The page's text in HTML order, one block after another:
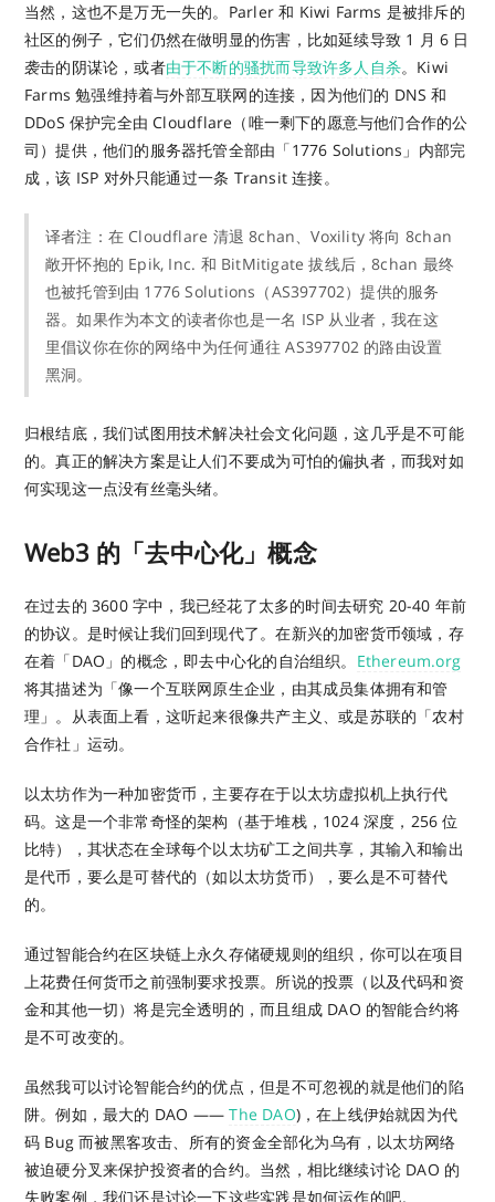
当然，这也不是万无一失的。Parler 和 Kiwi Farms 是被排斥的
社区的例子，它们仍然在做明显的伤害，比如延续导致 1 月 6 日
袭击的阴谋论，或者由于不断的骚扰而导致许多人自杀。Kiwi
Farms 勉强维持着与外部互联网的连接，因为他们的 DNS 和
DDoS 保护完全由 Cloudflare（唯一剩下的愿意与他们合作的公
司）提供，他们的服务器托管全部由「1776 Solutions」内部完
成，该 ISP 对外只能通过一条 Transit 连接。
译者注：在 Cloudflare 清退 8chan、Voxility 将向 8chan
敞开怀抱的 Epik, Inc. 和 BitMitigate 拔线后，8chan 最终
也被托管到由 1776 Solutions（AS397702）提供的服务
器。如果作为本文的读者你也是一名 ISP 从业者，我在这
里倡议你在你的网络中为任何通往 AS397702 的路由设置
黑洞。
归根结底，我们试图用技术解决社会文化问题，这几乎是不可能
的。真正的解决方案是让人们不要成为可怕的偏执者，而我对如
何实现这一点没有丝毫头绪。
Web3 的「去中心化」概念
在过去的 3600 字中，我已经花了太多的时间去研究 20-40 年前
的协议。是时候让我们回到现代了。在新兴的加密货币领域，存
在着「DAO」的概念，即去中心化的自治组织。 Ethereum.org
将其描述为「像一个互联网原生企业，由其成员集体拥有和管
理」。从表面上看，这听起来很像共产主义、或是苏联的「农村
合作社」运动。
以太坊作为一种加密货币，主要存在于以太坊虚拟机上执行代
码。这是一个非常奇怪的架构（基于堆栈，1024 深度，256 位
比特），其状态在全球每个以太坊矿工之间共享，其输入和输出
是代币，要么是可替代的（如以太坊货币），要么是不可替代
的。
通过智能合约在区块链上永久存储硬规则的组织，你可以在项目
上花费任何货币之前强制要求投票。所说的投票（以及代码和资
金和其他一切）将是完全透明的，而且组成 DAO 的智能合约将
是不可改变的。
虽然我可以讨论智能合约的优点，但是不可忽视的就是他们的陷
阱。例如，最大的 DAO ——The DAO)，在上线伊始就因为代
码 Bug 而被黑客攻击、所有的资金全部化为乌有，以太坊网络
被迫硬分叉来保护投资者的合约。当然，相比继续讨论 DAO 的
失败案例，我们还是讨论一下这些实践是如何运作的吧。